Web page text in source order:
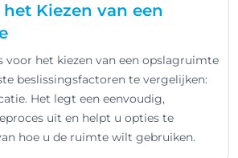
het Kiezen van een
voor het kiezen van een opslagruimte
beslissingsfactoren te vergelijken:
Het legt een eenvoudig,
uit en helpt u opties te
hoe u de ruimte wilt gebruiken.